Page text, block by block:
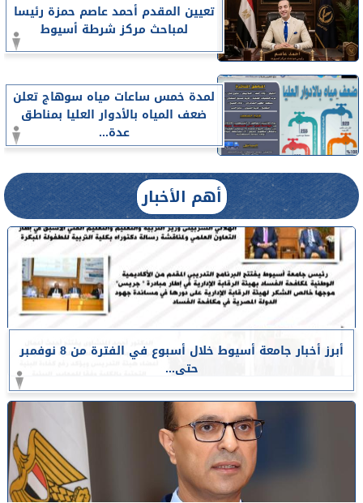
تعيين المقدم أحمد عاصم حمزة رئيسا
لمباحث مركز شرطة أسيوط
لمدة خمس ساعات مياه سوهاج تعلن
ضعف المياه بالأدوار العليا بمناطق
عدة...
أهم الأخبار
أبرز أخبار جامعة أسيوط خلال أسبوع في الفترة من 8 نوفمبر
حتى...